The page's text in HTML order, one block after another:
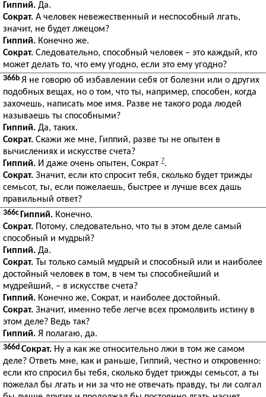
Гиппий. Да.
Сократ. А человек невежественный и неспособный лгать,
значит, не будет лжецом?
Гиппий. Конечно же.
Сократ. Следовательно, способный человек – это каждый, кто
может делать то, что ему угодно, если это ему угодно?
366b Я не говорю об избавлении себя от болезни или о других
подобных вещах, но о том, что ты, например, способен, когда
захочешь, написать мое имя. Разве не такого рода людей
называешь ты способными?
Гиппий. Да, таких.
Сократ. Скажи же мне, Гиппий, разве ты не опытен в
вычислениях и искусстве счета?
Гиппий. И даже очень опытен, Сократ 7.
Сократ. Значит, если кто спросит тебя, сколько будет трижды
семьсот, ты, если пожелаешь, быстрее и лучше всех дашь
правильный ответ?
366c Гиппий. Конечно.
Сократ. Потому, следовательно, что ты в этом деле самый
способный и мудрый?
Гиппий. Да.
Сократ. Ты только самый мудрый и способный или и наиболее
достойный человек в том, в чем ты способнейший и
мудрейший, – в искусстве счета?
Гиппий. Конечно же, Сократ, и наиболее достойный.
Сократ. Значит, именно тебе легче всех промолвить истину в
этом деле? Ведь так?
Гиппий. Я полагаю, да.
366d Сократ. Ну а как же относительно лжи в том же самом
деле? Ответь мне, как и раньше, Гиппий, честно и откровенно:
если кто спросил бы тебя, сколько будет трижды семьсот, а ты
пожелал бы лгать и ни за что не отвечать правду, ты ли солгал